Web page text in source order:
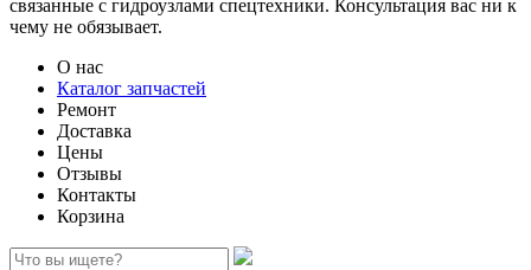
связанные с гидроузлами спецтехники. Консультация вас ни к
чему не обязывает.
О нас
Каталог запчастей
Ремонт
Доставка
Цены
Отзывы
Контакты
Корзина